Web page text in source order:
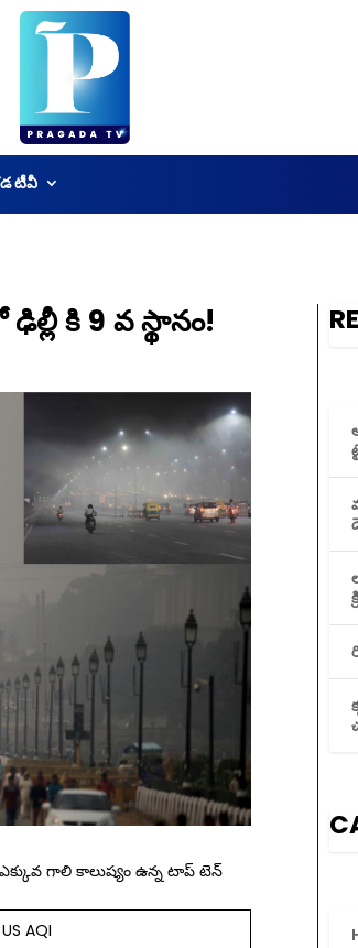
టీవీ
కి 9 వ స్థానం!
గాలి కాలుష్యం ఉన్న టాప్ టెన్
US AQI